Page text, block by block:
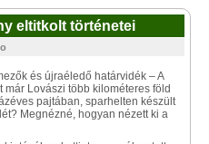
eltitkolt történetei
és újraéledő határvidék – A
már Lovászi több kilométeres föld
pajtában, sparhelten készült
Megnézné, hogyan nézett ki a